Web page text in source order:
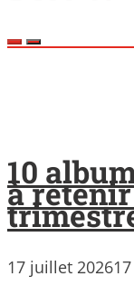
10
à
17 juillet 2026